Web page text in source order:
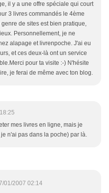
il y a une offre spéciale qui court
3 livres commandés le 4ème
genre de sites est bien pratique,
Personnellement, je ne
alapage et livrenpoche. J'ai eu
et ces deux-là ont un service
pour ta visite :-) N'hésite
je ferai de même avec ton blog.
mes livres en ligne, mais je
n'ai pas dans la poche) par là.
01/2007 02:14